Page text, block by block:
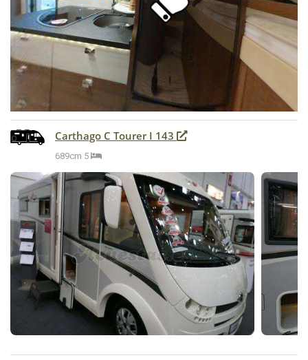
Carthago C Tourer I 143
689cm 5